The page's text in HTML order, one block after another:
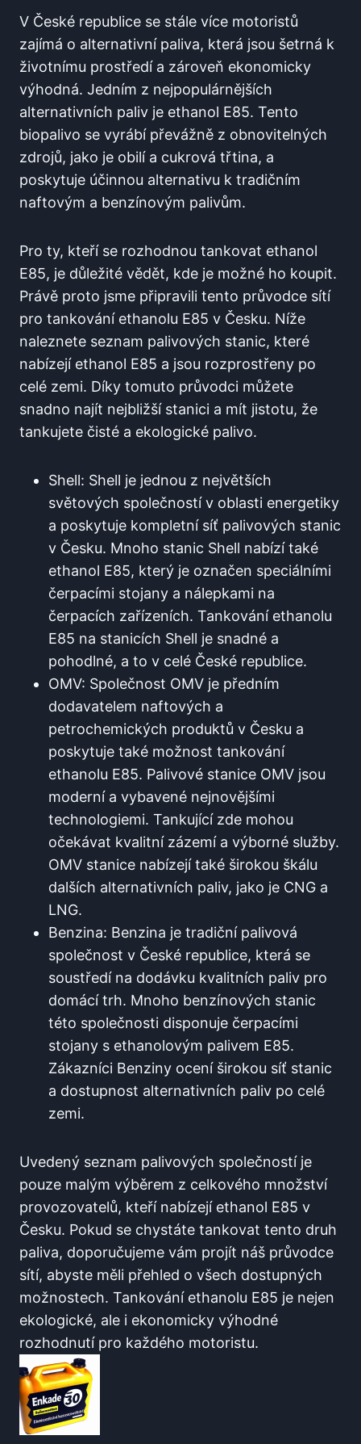
V České republice⁣ se stále⁤ více motoristů
zajímá ‌o alternativní paliva, která jsou šetrná k
životnímu ⁣prostředí a zároveň⁣ ekonomicky
výhodná. Jedním z‌ nejpopulárnějších
alternativních⁣ paliv je ethanol E85. Tento
biopalivo se vyrábí převážně z obnovitelných
zdrojů, jako⁢ je obilí a cukrová třtina, a
poskytuje‍ účinnou alternativu k tradičním
naftovým a benzínovým palivům.
Pro ‌ty, kteří se​ rozhodnou‌ tankovat ethanol
E85, je důležité vědět, kde⁢ je možné‌ ho​ koupit.
Právě proto jsme připravili ⁤tento průvodce sítí
⁢pro tankování ethanolu⁢ E85 v Česku. Níže
⁢naleznete⁤ seznam palivových stanic, které​
nabízejí‍ ethanol E85 a jsou rozprostřeny ​po
‌celé zemi. Díky tomuto průvodci můžete
snadno najít nejbližší stanici a mít jistotu, že
tankujete čisté⁢ a ekologické palivo.
Shell: Shell​ je jednou z největších
světových ⁣společností v oblasti energetiky
a poskytuje⁣ kompletní síť‌ palivových stanic
v Česku. Mnoho stanic Shell nabízí také
ethanol E85, který je označen speciálními
čerpacími stojany a nálepkami na
čerpacích ⁣zařízeních.⁢ Tankování ethanolu
E85 na stanicích Shell⁢ je snadné a⁢
pohodlné, a to v celé České republice.
OMV: ⁢Společnost OMV je předním
dodavatelem naftových ⁣a‌
petrochemických⁤ produktů v Česku a
poskytuje také možnost tankování
ethanolu E85. Palivové‌ stanice OMV jsou
moderní a vybavené nejnovějšími
technologiemi. Tankující‌ zde​ mohou
očekávat kvalitní zázemí ‍a výborné služby.
OMV stanice ‌nabízejí také širokou ‍škálu
‌dalších alternativních paliv,⁣ jako ⁣je CNG a
LNG.
Benzina: Benzina⁤ je⁤ tradiční palivová
společnost v ⁤České republice, která se
soustředí na⁢ dodávku⁣ kvalitních paliv ‌pro
domácí trh. Mnoho benzínových stanic
této společnosti disponuje čerpacími
‌stojany s ethanolovým palivem E85.
Zákazníci Benziny ocení širokou síť stanic
a dostupnost alternativních paliv po celé ​
zemi.
Uvedený seznam palivových společností​ je
pouze malým výběrem z celkového‌ množství
provozovatelů, ‍kteří nabízejí ‍ethanol E85 v
Česku. Pokud se chystáte tankovat ‌tento druh
paliva, ‌doporučujeme vám⁣ projít náš ⁣průvodce
sítí, abyste měli přehled‍ o všech dostupných
možnostech. Tankování ethanolu​ E85 je⁢ nejen
ekologické, ale ⁢i​ ekonomicky výhodné
rozhodnutí pro každého motoristu.